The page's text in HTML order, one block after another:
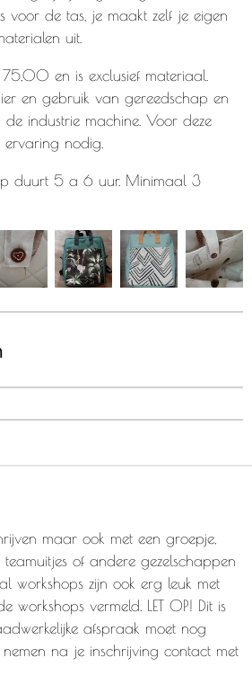
voor de tas, je maakt zelf je eigen
uit.
en is exclusief materiaal.
en gebruik van gereedschap en
industrie machine. Voor deze
nodig.
duurt 5 a 6 uur. Minimaal 3
maar ook met een groepje,
teamuitjes of andere gezelschappen
workshops zijn ook erg leuk met
workshops vermeld. LET OP! Dit is
afspraak moet nog
na je inschrijving contact met